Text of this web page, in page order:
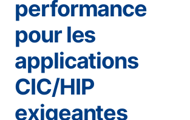
performance
pour les
applications
CIC/HIP
exigeantes